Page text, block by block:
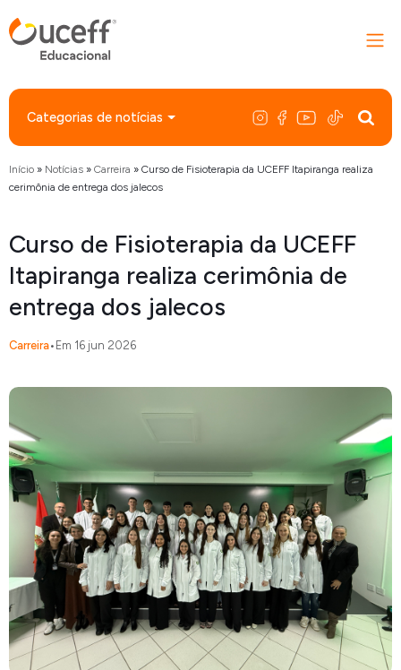
Categorias de notícias
Início» Notícias» Carreira » Curso de Fisioterapia da UCEFF Itapiranga realiza
cerimônia de entrega dos jalecos
Curso de Fisioterapia da UCEFF
Itapiranga realiza cerimônia de
entrega dos jalecos
Carreira• Em 16 jun 2026